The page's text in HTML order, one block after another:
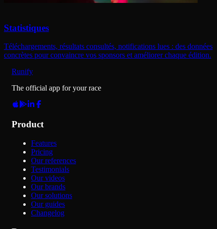
Statistiques
Téléchargements, résultats consultés, notifications lues : des données
concrètes pour convaincre vos sponsors et améliorer chaque édition.
Runify
The official app for your race
Product
Features
Pricing
Our references
Testimonials
Our videos
Our brands
Our solutions
Our guides
Changelog